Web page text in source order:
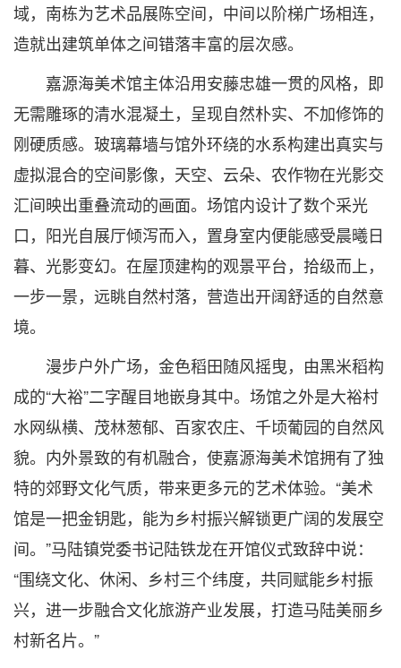
域，南栋为艺术品展陈空间，中间以阶梯广场相连，
造就出建筑单体之间错落丰富的层次感。
嘉源海美术馆主体沿用安藤忠雄一贯的风格，即
无需雕琢的清水混凝土，呈现自然朴实、不加修饰的
刚硬质感。玻璃幕墙与馆外环绕的水系构建出真实与
虚拟混合的空间影像，天空、云朵、农作物在光影交
汇间映出重叠流动的画面。场馆内设计了数个采光
口，阳光自展厅倾泻而入，置身室内便能感受晨曦日
暮、光影变幻。在屋顶建构的观景平台，拾级而上，
一步一景，远眺自然村落，营造出开阔舒适的自然意
境。
漫步户外广场，金色稻田随风摇曳，由黑米稻构
成的“大裕”二字醒目地嵌身其中。场馆之外是大裕村
水网纵横、茂林葱郁、百家农庄、千顷葡园的自然风
貌。内外景致的有机融合，使嘉源海美术馆拥有了独
特的郊野文化气质，带来更多元的艺术体验。“美术
馆是一把金钥匙，能为乡村振兴解锁更广阔的发展空
间。”马陆镇党委书记陆铁龙在开馆仪式致辞中说：
“围绕文化、休闲、乡村三个纬度，共同赋能乡村振
兴，进一步融合文化旅游产业发展，打造马陆美丽乡
村新名片。”